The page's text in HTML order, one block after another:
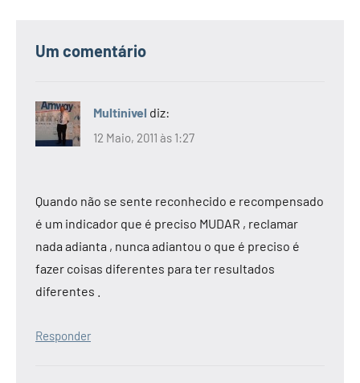
Um comentário
Multinivel diz:
12 Maio, 2011 às 1:27
Quando não se sente reconhecido e recompensado
é um indicador que é preciso MUDAR , reclamar
nada adianta , nunca adiantou o que é preciso é
fazer coisas diferentes para ter resultados
diferentes .
Responder